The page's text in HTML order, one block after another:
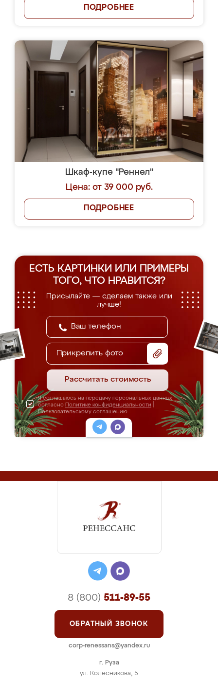
ПОДРОБНЕЕ
Шкаф-купе "Реннел"
Цена: от 39 000 руб.
ПОДРОБНЕЕ
ЕСТЬ КАРТИНКИ ИЛИ ПРИМЕРЫ
ТОГО, ЧТО НРАВИТСЯ?
Присылайте — сделаем также или
лучше!
Прикрепить фото
Рассчитать стоимость
Я соглашаюсь на передачу персональных данных
согласно Политике конфиденциальности
Пользовательскому соглашению
г. Руза
ул. Колесникова, 5
8 (800) 511-89-55
ОБРАТНЫЙ ЗВОНОК
corp-renessans@yandex.ru